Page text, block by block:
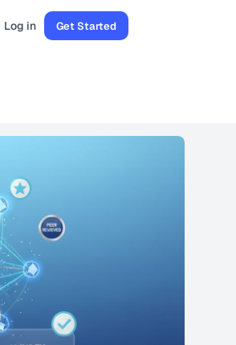
Log in Get Started